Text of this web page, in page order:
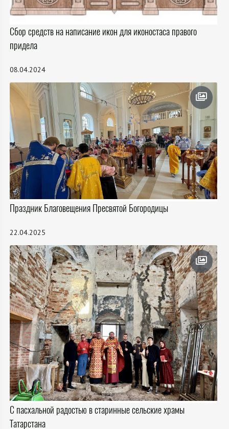
Сбор средств на написание икон для иконостаса правого
придела
08.04.2024
Праздник Благовещения Пресвятой Богородицы
22.04.2025
С пасхальной радостью в старинные сельские храмы
Татарстана